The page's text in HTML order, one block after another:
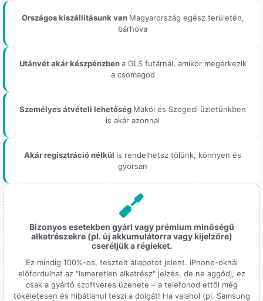
Országos kiszállításunk van Magyarország egész területén,
bárhova
Utánvét akár készpénzbena GLS futárnál, amikor megérkezik
a csomagod
Személyes átvételi lehetőség Makói és Szegedi üzletünkben
is akár azonnal
Akár regisztráció nélkül is rendelhetsz tőlünk, könnyen és
gyorsan
Bizonyos esetekben gyári vagy prémium minőségű
alkatrészekre (pl. új akkumulátorra vagy kijelzőre)
cseréljük a régieket.
Ez mindig 100%-os, tesztelt állapotot jelent. iPhone-oknál
előfordulhat az "Ismeretlen alkatrész" jelzés, de ne aggódj, ez
csak a gyártó szoftveres üzenete – a telefonod ettől még
tökéletesen és hibátlanul teszi a dolgát! Ha valahol (pl. Samsung